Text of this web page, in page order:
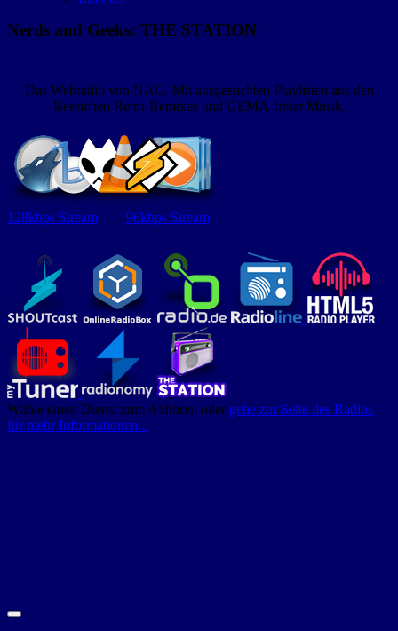
Nerds and Geeks: THE STATION
Das Webradio von NAG. Mit ausgesuchten Playlisten aus den
Bereichen Retro-Remixes und GEMA-freier Musik.
128kbps Stream 96kbps Stream
Wähle einen Dienst zum Anhören oder gehe zur Seite des Radios
für mehr Informationen...